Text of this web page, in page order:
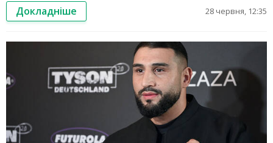
Докладніше 28 червня, 12:35